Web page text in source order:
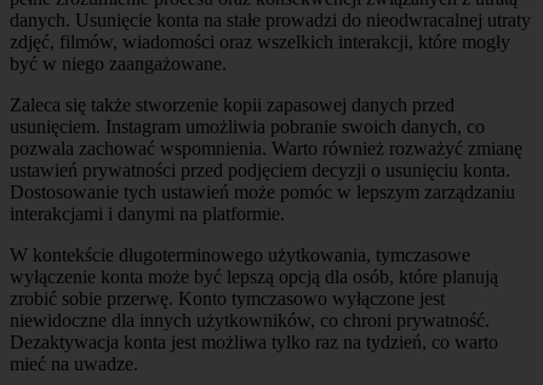
danych. Usunięcie konta na stałe prowadzi do nieodwracalnej utraty
zdjęć, filmów, wiadomości oraz wszelkich interakcji, które mogły
być w niego zaangażowane.
Zaleca się także stworzenie kopii zapasowej danych przed
usunięciem. Instagram umożliwia pobranie swoich danych, co
pozwala zachować wspomnienia. Warto również rozważyć zmianę
ustawień prywatności przed podjęciem decyzji o usunięciu konta.
Dostosowanie tych ustawień może pomóc w lepszym zarządzaniu
interakcjami i danymi na platformie.
W kontekście długoterminowego użytkowania, tymczasowe
wyłączenie konta może być lepszą opcją dla osób, które planują
zrobić sobie przerwę. Konto tymczasowo wyłączone jest
niewidoczne dla innych użytkowników, co chroni prywatność.
Dezaktywacja konta jest możliwa tylko raz na tydzień, co warto
mieć na uwadze.